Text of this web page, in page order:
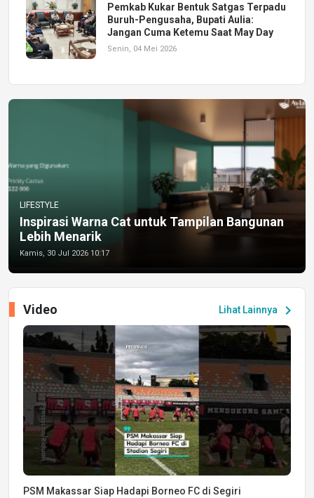
Pemkab Kukar Bentuk Satgas Terpadu
Buruh-Pengusaha, Bupati Aulia:
Jangan Cuma Ketemu Saat May Day
Senin, 04 Mei 2026
LIFESTYLE
Inspirasi Warna Cat untuk Tampilan Bangunan
Lebih Menarik
Kamis, 30 Jul 2026 10:17
Lihat Lainnya chevron_right
Video
PSM Makassar Siap Hadapi Borneo FC di Segiri